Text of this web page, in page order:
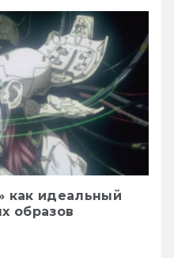
как идеальный
образов